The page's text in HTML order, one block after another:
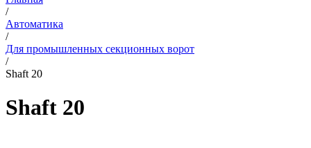
/
Автоматика
/
Для промышленных секционных ворот
/
Shaft 20
Shaft 20